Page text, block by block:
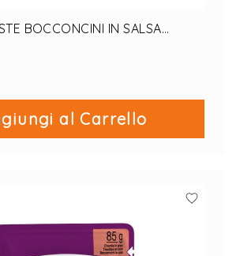
BOCCONCINI IN SALSA
al Carrello